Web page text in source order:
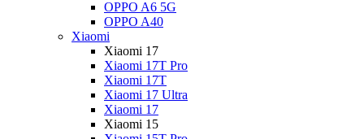
OPPO A6 5G
OPPO A40
Xiaomi
Xiaomi 17
Xiaomi 17T Pro
Xiaomi 17T
Xiaomi 17 Ultra
Xiaomi 17
Xiaomi 15